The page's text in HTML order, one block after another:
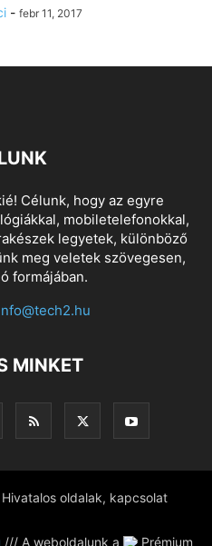
- febr 11, 2017
Célunk, hogy az egyre
mobiletelefonokkal,
legyetek, különböző
meg veletek szövegesen,
formájában.
MINKET
Hivatalos oldalak, kapcsolat
/// A weboldalunk a Prémium